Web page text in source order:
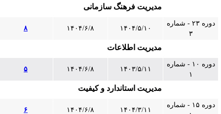
مدیریت فرهنگ سازمانی
دوره ۲۳ - شماره
۱۴۰۴/۵/۱۰ ۱۴۰۴/۶/۸
مدیریت اطلاعات
دوره ۱۰ - شماره
۱۴۰۳/۵/۱۱ ۱۴۰۴/۶/۸
مدیریت استاندارد و کیفیت
دوره ۱۵ - شماره
۱۴۰۴/۳/۱۱ ۱۴۰۴/۶/۸